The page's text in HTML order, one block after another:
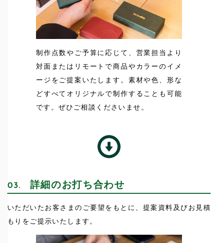
制作点数やご予算に応じて、営業担当より
対面またはリモートで商品やカラーのイメ
ージをご提案いたします。素材や色、形な
どすべてオリジナルで制作することも可能
です。ぜひご相談くださいませ。
03. 詳細のお打ち合わせ
いただいたお客さまのご要望をもとに、提案資料及びお見積
もりをご提示いたします。